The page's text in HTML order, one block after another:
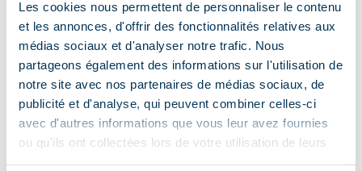
Les cookies nous permettent de personnaliser le contenu
et les annonces, d'offrir des fonctionnalités relatives aux
médias sociaux et d'analyser notre trafic. Nous
partageons également des informations sur l'utilisation de
notre site avec nos partenaires de médias sociaux, de
publicité et d'analyse, qui peuvent combiner celles-ci
avec d'autres informations que vous leur avez fournies
ou qu'ils ont collectées lors de votre utilisation de leurs
Pour les enfants
réhausseur de chaises
Localisation